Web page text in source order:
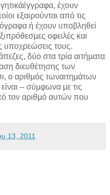
έχουν
εξαιρούνται από τις
ή έχουν υποβληθεί
οφειλές και
υποχρεώσεις τους.
δύο στα τρία αιτήµατα
διευθέτησης των
ο αριθµός τωναιτηµάτων
– σύµφωνα µε τις
τον αριθµό αυτών που
13, 2011